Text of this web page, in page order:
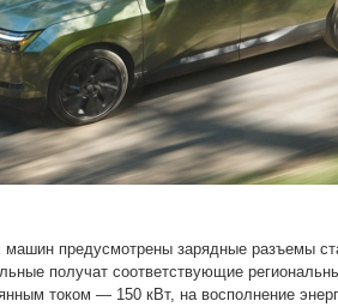
машин предусмотрены зарядные разъемы
получат соответствующие
током — 150 кВт, на восполнение